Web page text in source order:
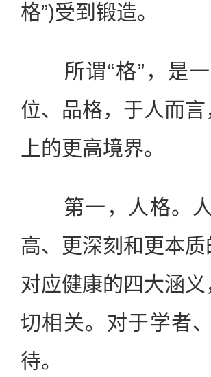
格”)受到锻造。
所谓“格”，是一
位、品格，于人而
上的更高境界。
第一，人格。人
高、更深刻和更本
对应健康的四大涵
切相关。对于学者
待。